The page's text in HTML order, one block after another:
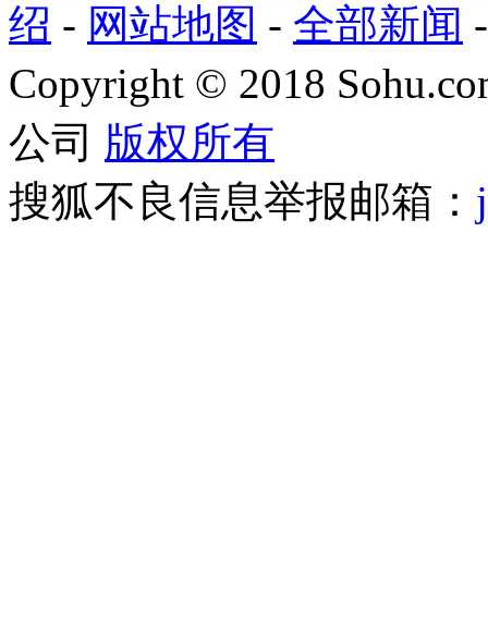
绍 - 网站地图 - 全部新闻
Copyright © 2018
公司 版权所有
搜狐不良信息举报邮箱：